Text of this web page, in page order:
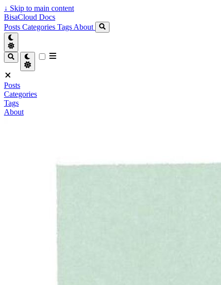
↓ Skip to main content
BisaCloud Docs
Posts Categories Tags About
Posts
Categories
Tags
About